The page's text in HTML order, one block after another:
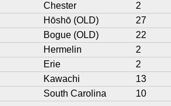
Chester 2
Hōshō (OLD) 27
Bogue (OLD) 22
Hermelin 2
Erie 2
Kawachi 13
South Carolina 10